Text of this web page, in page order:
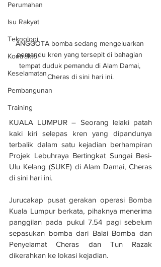
Perumahan
Isu Rakyat
Teknologi
Kontraktor
Keselamatan
Pembangunan
Training
ANGGOTA bomba sedang mengeluarkan
pemandu kren yang tersepit di bahagian
tempat duduk pemandu di Alam Damai,
Cheras di sini hari ini.
KUALA LUMPUR – Seorang lelaki patah
kaki kiri selepas kren yang dipandunya
terbalik dalam satu kejadian berhampiran
Projek Lebuhraya Bertingkat Sungai Besi-
Ulu Kelang (SUKE) di Alam Damai, Cheras
di sini hari ini.
Jurucakap pusat gerakan operasi Bomba
Kuala Lumpur berkata, pihaknya menerima
panggilan pada pukul 7.54 pagi sebelum
sepasukan bomba dari Balai Bomba dan
Penyelamat Cheras dan Tun Razak
dikerahkan ke lokasi kejadian.